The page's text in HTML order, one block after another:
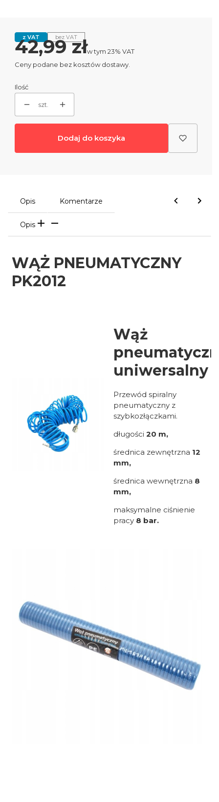
z VAT bez VAT
Cena
42,99 złw tym 23% VAT
w tym 23% VAT
Ceny podane bez kosztów dostawy.
Ilość
szt.
Dodaj do koszyka
Opis Komentarze
Opis
WĄŻ PNEUMATYCZNY
PK2012
Wąż
uniwersalny
Przewód spiralny
pneumatyczny z
szybkozłączkami.
długości 20 m,
średnica zewnętrzna 12
mm,
średnica wewnętrzna 8
mm,
maksymalne ciśnienie
pracy 8 bar.